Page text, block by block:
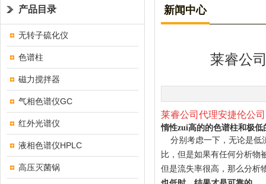
产品目录
无转子硫化仪
色谱柱
磁力搅拌器
气相色谱仪GC
红外光谱仪
液相色谱仪HPLC
高压灭菌锅
新闻中心
莱睿公
莱睿公司 代理安捷伦公
惰性zui高的的色谱柱和极低
分别考虑一下，无论是低
比，但是如果有任何分析物
但是流失率很高，那么分析